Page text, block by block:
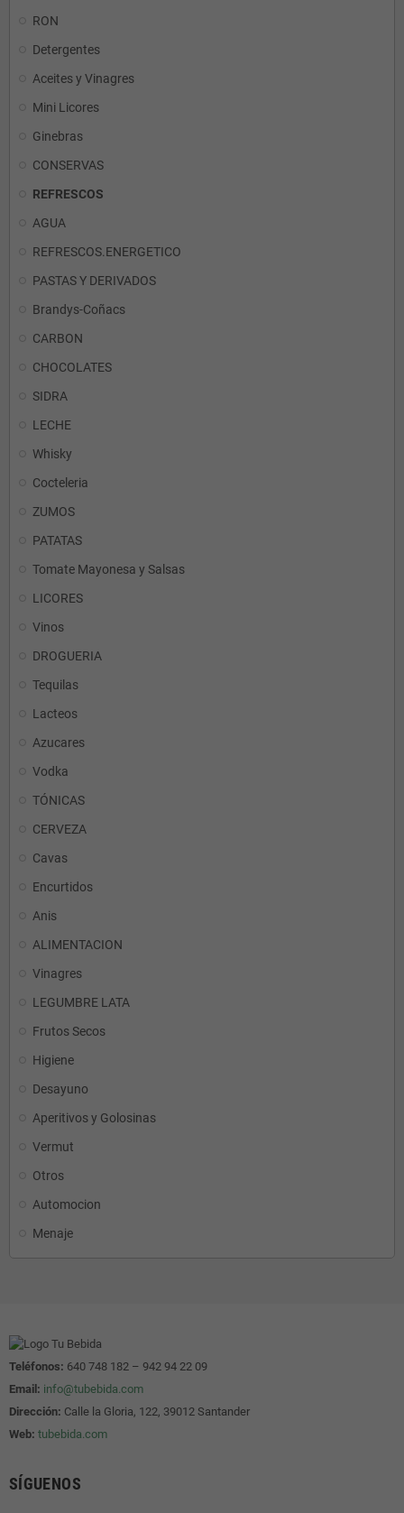
RON
Detergentes
Aceites y Vinagres
Mini Licores
Ginebras
CONSERVAS
REFRESCOS
AGUA
REFRESCOS.ENERGETICO
PASTAS Y DERIVADOS
Brandys-Coñacs
CARBON
CHOCOLATES
SIDRA
LECHE
Whisky
Cocteleria
ZUMOS
PATATAS
Tomate Mayonesa y Salsas
LICORES
Vinos
DROGUERIA
Tequilas
Lacteos
Azucares
Vodka
TÓNICAS
CERVEZA
Cavas
Encurtidos
Anis
ALIMENTACION
Vinagres
LEGUMBRE LATA
Frutos Secos
Higiene
Desayuno
Aperitivos y Golosinas
Vermut
Otros
Automocion
Menaje
Teléfonos: 640 748 182 – 942 94 22 09
Email: info@tubebida.com
Dirección: Calle la Gloria, 122, 39012 Santander
Web: tubebida.com
SÍGUENOS